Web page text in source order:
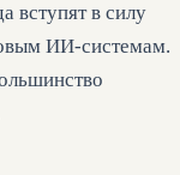
вступят в силу
ИИ-системам.